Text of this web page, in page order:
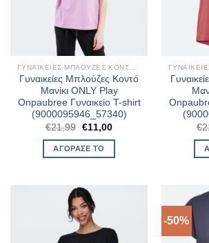
Γυναικείες Μπλούζες Κοντό
Μανίκι ONLY Play
Onpaubree Γυναικείο T-shirt
(9000095946_57340)
€21,99 Original
was:
€21,99.
€11,00Η
ΑΓΌΡΑΣΈ ΤΟ
€
-50%